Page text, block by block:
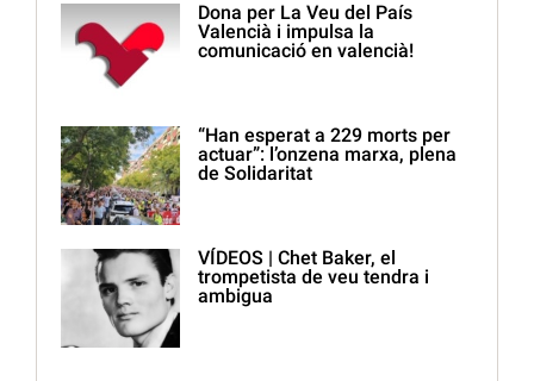
Dona per La Veu del País
Valencià i impulsa la
comunicació en valencià!
“Han esperat a 229 morts per
actuar”: l’onzena marxa, plena
de Solidaritat
VÍDEOS | Chet Baker, el
trompetista de veu tendra i
ambigua